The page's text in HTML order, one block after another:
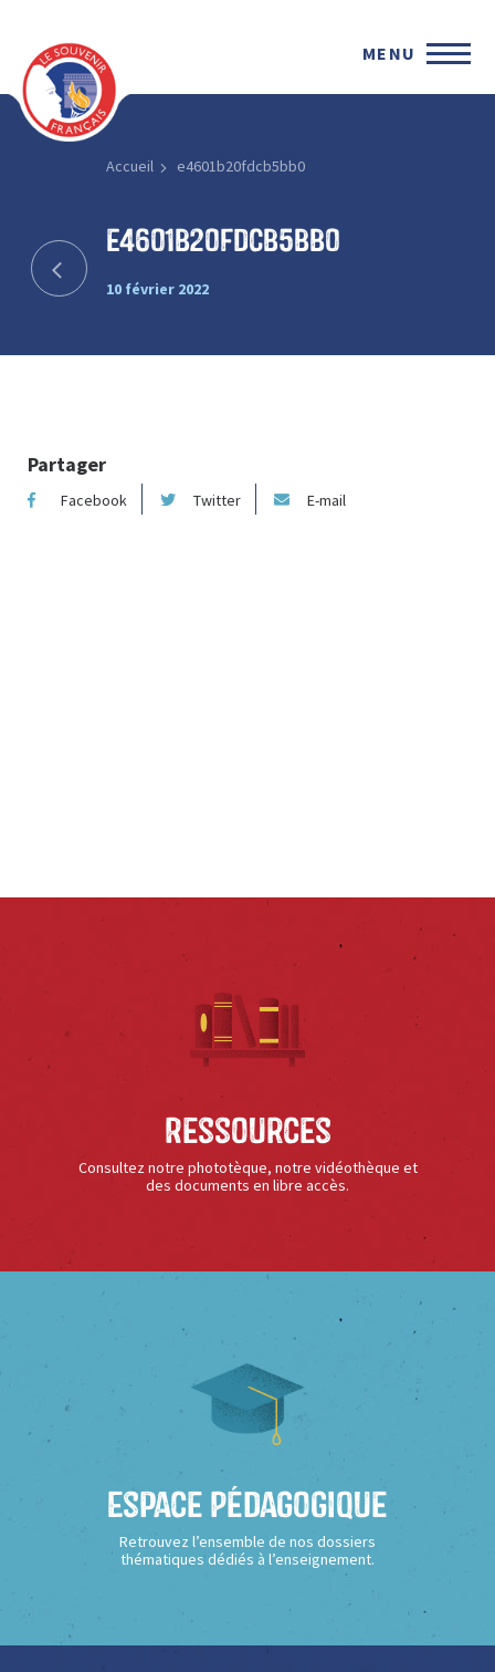
MENU
Accueil e4601b20fdcb5bb0
e4601b20fdcb5bb0
10 février 2022
Partager
Facebook Twitter E-mail
Ressources
Consultez notre phototèque, notre vidéothèque et
des documents en libre accès.
Espace Pédagogique
Retrouvez l’ensemble de nos dossiers
thématiques dédiés à l’enseignement.